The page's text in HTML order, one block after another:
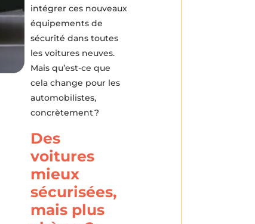
intégrer ces nouveaux
équipements de
sécurité dans toutes
les voitures neuves.
Mais qu’est-ce que
cela change pour les
automobilistes,
concrètement ?
Des
voitures
mieux
sécurisées,
mais plus